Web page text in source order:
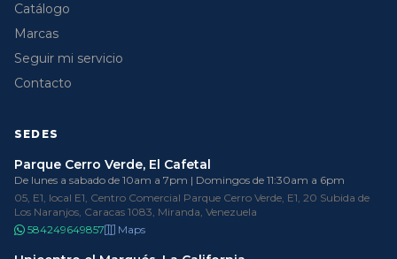
Catálogo
Marcas
Seguir mi servicio
Contacto
SEDES
Parque Cerro Verde, El Cafetal
De lunes a sabado de 10am a 7pm | Domingos de 11:30am a 6pm
05, E1, local E1, Centro Comercial Parque Cerro Verde, E1, 20 Subida de
Los Naranjos, Caracas 1083, Miranda, Venezuela
584249649857
Maps